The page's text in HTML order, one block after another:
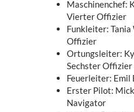
Maschinenchef:
Vierter Offizier
Funkleiter:
Offizier
Ortungsleiter:
Sechster Offizier
Feuerleiter: Emil
Erster Pilot:
Navigator